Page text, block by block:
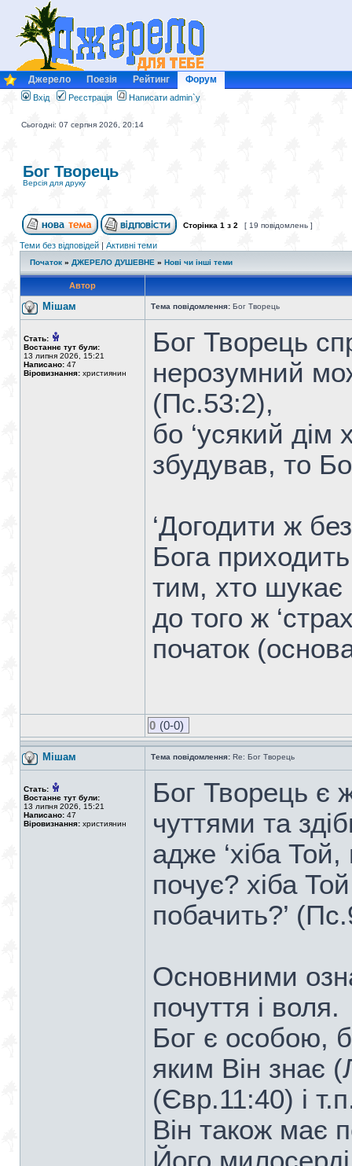
Джерело Поезія Рейтинг Форум
Вхід Реєстрація Написати admin`у
Сьогодні: 07 серпня 2026, 20:14
Бог Творець
Версія для друку
Сторінка 1 з 2 [ 19 повідомлень ]
Теми без відповідей | Активні теми
Початок » ДЖЕРЕЛО ДУШЕВНЕ » Нові чи інші теми
Автор
Мішам Тема повідомлення: Бог Творець
Стать:
Востаннє тут були:
13 липня 2026, 15:21
Написано: 47
Віровизнання: християнин
Бог Творець
нерозумний
(Пс.53:2),
бо ‘усякий дім
збудував, то
‘Догодити ж
Бога
тим, хто шукає
до того ж
початок
0 (0-0)
Мішам Тема повідомлення: Re: Бог Творець
Стать:
Востаннє тут були:
13 липня 2026, 15:21
Написано: 47
Віровизнання: християнин
Бог Творець є
чуттями та
адже ‘хіба
почує? хіба
побачить?’
Основними
почуття і воля.
Бог є особою,
яким Він знає
(Євр.11:40) і
Він також має